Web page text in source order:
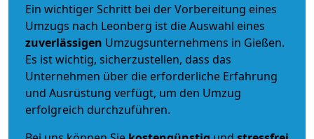
Ein wichtiger Schritt bei der Vorbereitung eines
Umzugs nach Leonberg ist die Auswahl eines
zuverlässigen Umzugsunternehmens in Gießen.
Es ist wichtig, sicherzustellen, dass das
Unternehmen über die erforderliche Erfahrung
und Ausrüstung verfügt, um den Umzug
erfolgreich durchzuführen.